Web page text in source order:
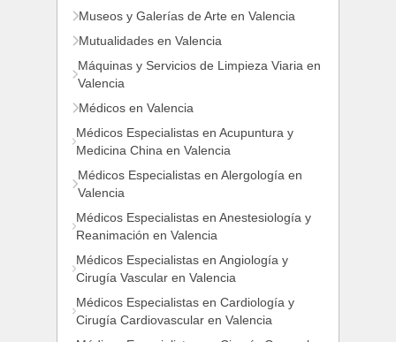
Museos y Galerías de Arte en Valencia
Mutualidades en Valencia
Máquinas y Servicios de Limpieza Viaria en
Valencia
Médicos en Valencia
Médicos Especialistas en Acupuntura y
Medicina China en Valencia
Médicos Especialistas en Alergología en
Valencia
Médicos Especialistas en Anestesiología y
Reanimación en Valencia
Médicos Especialistas en Angiología y
Cirugía Vascular en Valencia
Médicos Especialistas en Cardiología y
Cirugía Cardiovascular en Valencia